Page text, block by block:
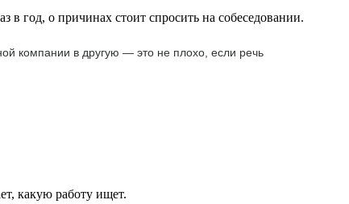
в год, о причинах стоит спросить на собеседовании.
компании в другую — это не плохо, если речь
какую работу ищет.